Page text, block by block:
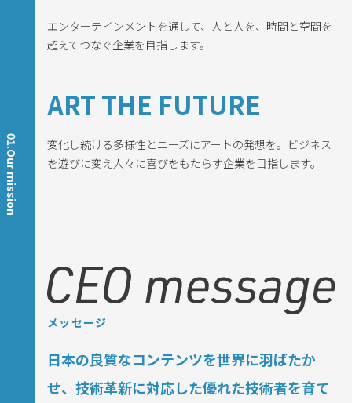
Company
Contact
01.Our mission
エンターテインメントを通して、人と人を、時間と空間を
超えてつなぐ企業を目指します。
ART THE FUTURE
変化し続ける多様性とニーズにアートの発想を。 ビジネス
を遊びに変え人々に喜びをもたらす企業を目指します。
メッセージ
日本の良質なコンテンツを世界に羽ばたか
せ、技術革新に対応した優れた技術者を育て